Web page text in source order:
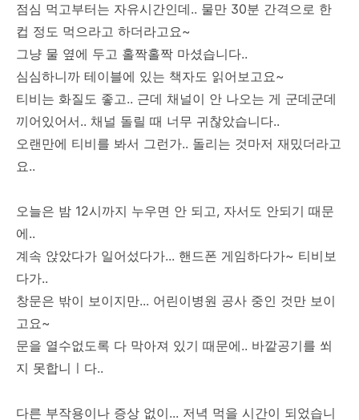
점심 먹고부터는 자유시간인데.. 물만 30분 간격으로 한
컵 정도 먹으라고 하더라고요~
그냥 물 옆에 두고 홀짝홀짝 마셨습니다..
심심하니까 테이블에 있는 책자도 읽어보고요~
티비는 화질도 좋고.. 근데 채널이 안 나오는 게 군데군데
끼어있어서.. 채널 돌릴 때 너무 귀찮았습니다..
오랜만에 티비를 봐서 그런가.. 돌리는 것마저 재밌더라고
요..
오늘은 밤 12시까지 누우면 안 되고, 자서도 안되기 때문
에..
계속 앉았다가 일어섰다가... 핸드폰 게임하다가~ 티비보
다가..
창문은 밖이 보이지만... 어린이병원 공사 중인 것만 보이
고요~
문을 열수없도록 다 막아져 있기 때문에.. 바깥공기를 쐬
지 못합니ㅣ다..
다른 부작용이나 증상 없이... 저녁 먹을 시간이 되었습니